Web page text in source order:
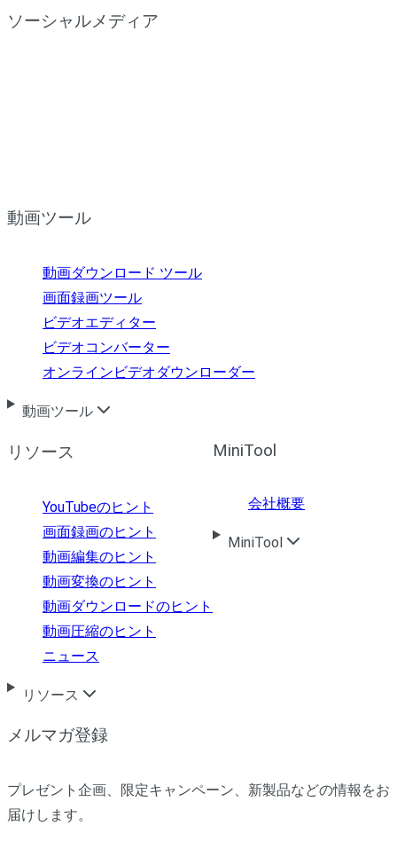
ソーシャルメディア
動画ツール
動画ダウンロード ツール
画面録画ツール
ビデオエディター
ビデオコンバーター
オンラインビデオダウンローダー
動画ツール
リソース
YouTubeのヒント
画面録画のヒント
動画編集のヒント
動画変換のヒント
動画ダウンロードのヒント
動画圧縮のヒント
ニュース
リソース
MiniTool
会社概要
MiniTool
メルマガ登録
プレゼント企画、限定キャンペーン、新製品などの情報をお
届けします。